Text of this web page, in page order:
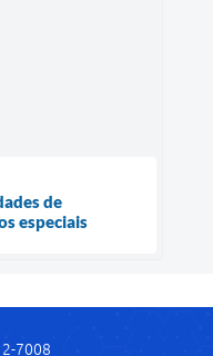
de
especiais
7008